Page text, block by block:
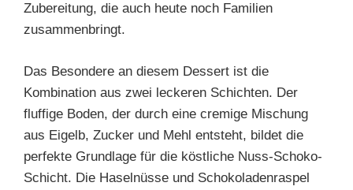
Zubereitung, die auch heute noch Familien
zusammenbringt.
Das Besondere an diesem Dessert ist die
Kombination aus zwei leckeren Schichten. Der
fluffige Boden, der durch eine cremige Mischung
aus Eigelb, Zucker und Mehl entsteht, bildet die
perfekte Grundlage für die köstliche Nuss-Schoko-
Schicht. Die Haselnüsse und Schokoladenraspel